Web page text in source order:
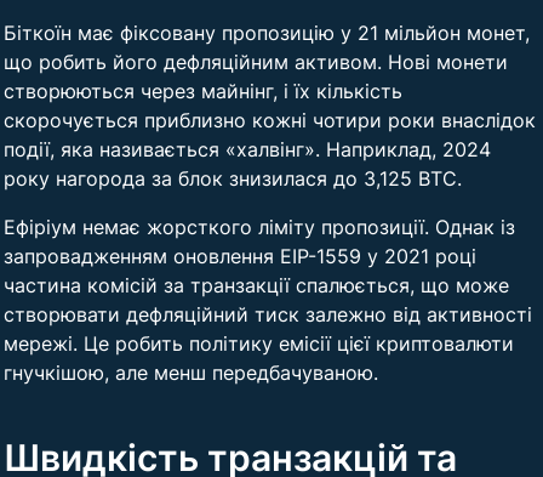
Біткоїн має фіксовану пропозицію у 21 мільйон монет,
що робить його дефляційним активом. Нові монети
створюються через майнінг, і їх кількість
скорочується приблизно кожні чотири роки внаслідок
події, яка називається «халвінг». Наприклад, 2024
року нагорода за блок знизилася до 3,125 BTC.
Ефіріум немає жорсткого ліміту пропозиції. Однак із
запровадженням оновлення EIP-1559 у 2021 році
частина комісій за транзакції спалюється, що може
створювати дефляційний тиск залежно від активності
мережі. Це робить політику емісії цієї криптовалюти
гнучкішою, але менш передбачуваною.
Швидкість транзакцій та